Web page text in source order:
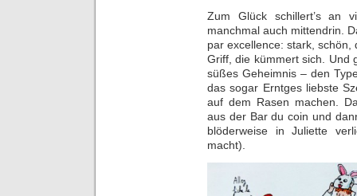
Zum Glück schillert’s an
manchmal auch mittendrin.
par excellence: stark,
Griff, die kümmert sich. Und
süßes Geheimnis – den
das sogar Erntges liebste
auf dem Rasen machen.
aus der Bar du coin und
blöderweise in Juliette
macht).